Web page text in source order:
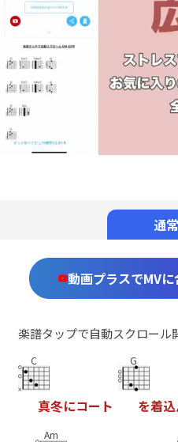
通
動画プラスでMV
楽譜タップで自動スクロール
C
真冬にコー ト
G
を着込
Am